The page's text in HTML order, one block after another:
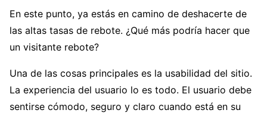
En este punto, ya estás en camino de deshacerte de
las altas tasas de rebote. ¿Qué más podría hacer que
un visitante rebote?
Una de las cosas principales es la usabilidad del sitio.
La experiencia del usuario lo es todo. El usuario debe
sentirse cómodo, seguro y claro cuando está en su